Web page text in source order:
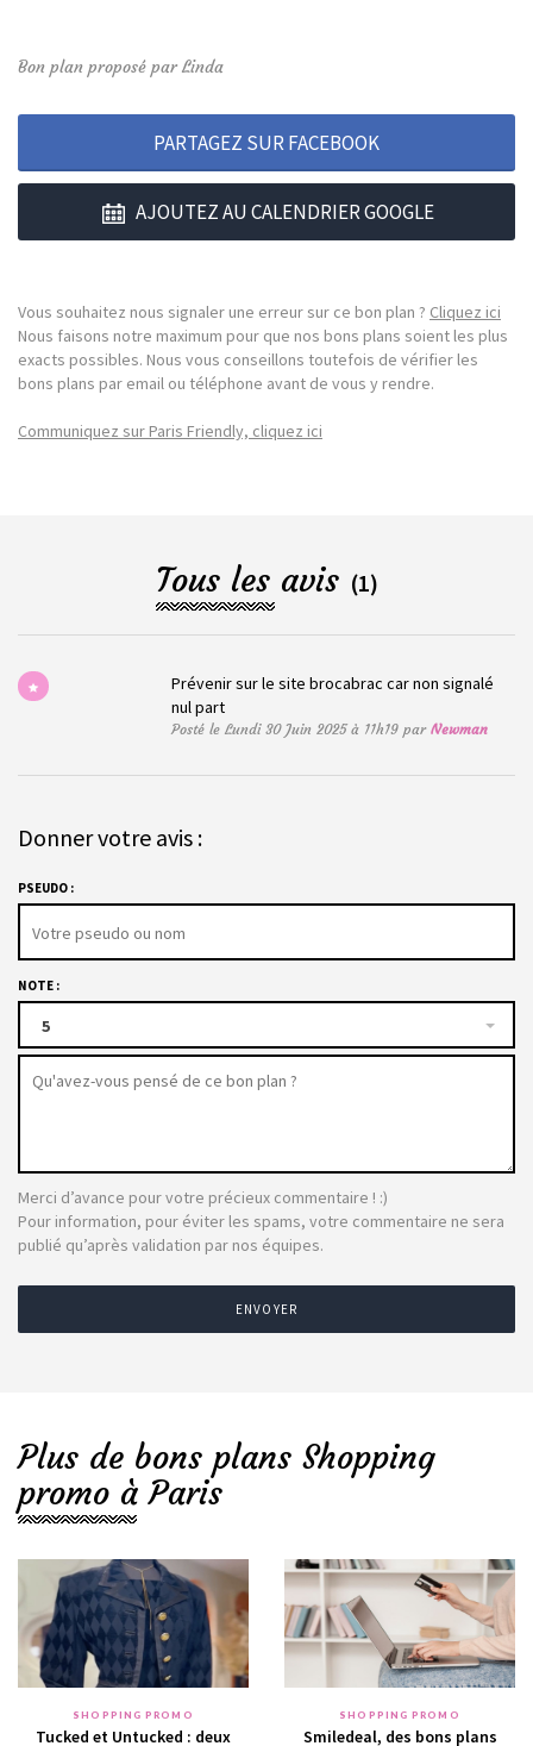
Bon plan proposé par Linda
PARTAGEZ SUR FACEBOOK
AJOUTEZ AU CALENDRIER GOOGLE
Vous souhaitez nous signaler une erreur sur ce bon plan ? Cliquez ici
Nous faisons notre maximum pour que nos bons plans soient les plus
exacts possibles. Nous vous conseillons toutefois de vérifier les
bons plans par email ou téléphone avant de vous y rendre.
Communiquez sur Paris Friendly, cliquez ici
Tous les avis (1)
Prévenir sur le site brocabrac car non signalé
nul part
Posté le Lundi 30 Juin 2025 à 11h19 parNewman
Donner votre avis :
PSEUDO :
NOTE :
5
Merci d’avance pour votre précieux commentaire ! :)
Pour information, pour éviter les spams, votre commentaire ne sera
publié qu’après validation par nos équipes.
ENVOYER
Plus de bons plans Shopping
promo à Paris
SHOPPING PROMO
Tucked et Untucked : deux
SHOPPING PROMO
Smiledeal, des bons plans